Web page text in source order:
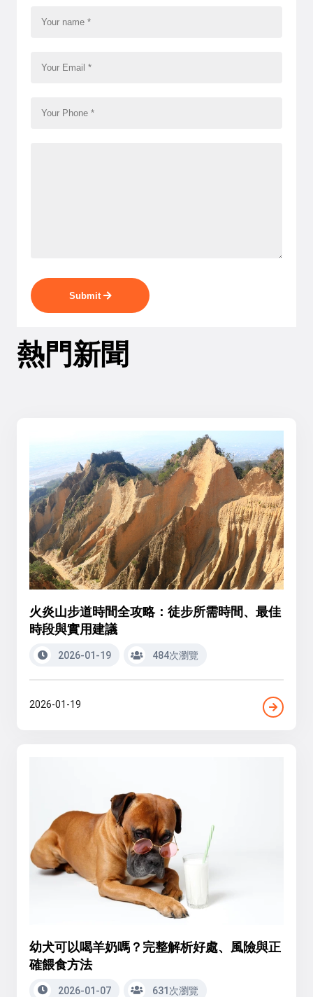
Submit
熱門新聞
火炎山步道時間全攻略：徒步所需時間、最佳
時段與實用建議
2026-01-19 484次瀏覽
2026-01-19
幼犬可以喝羊奶嗎？完整解析好處、風險與正
確餵食方法
2026-01-07 631次瀏覽